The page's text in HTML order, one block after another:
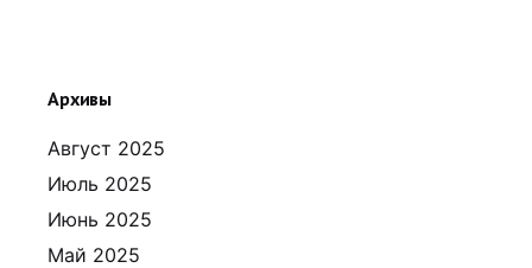
Архивы
Август 2025
Июль 2025
Июнь 2025
Май 2025